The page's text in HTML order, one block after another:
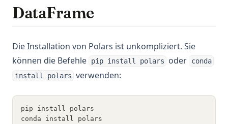
DataFrame
Die Installation von Polars ist unkompliziert. Sie
können die Befehle
pip install polars oder
conda
install polars verwenden:
pip install polars
conda install polars